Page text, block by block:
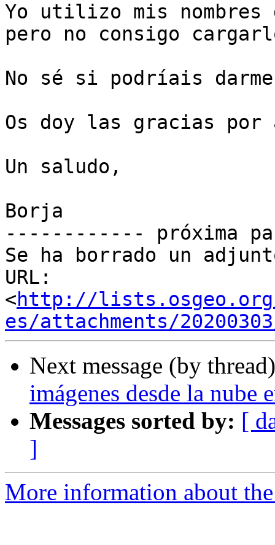
Yo utilizo mis
pero no consigo
No sé si podríais
Os doy las gracias
Un saludo,
Borja
------------ próxima
Se ha borrado un
URL:
<http://
es/attachments/
Next message (by
imágenes desde la nube
Messages sorted by: [
]
More information about